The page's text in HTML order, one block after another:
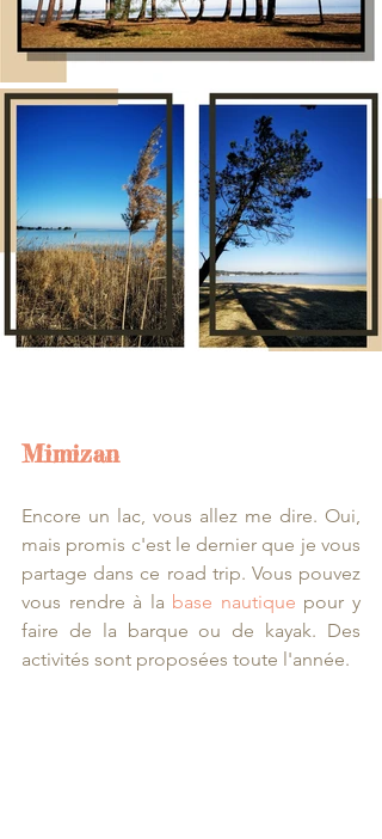
Mimizan
Encore un lac, vous allez me dire. Oui,
mais promis c'est le dernier que je vous
partage dans ce road trip. Vous pouvez
vous rendre à la base nautique pour y
faire de la barque ou de kayak. Des
activités sont proposées toute l'année.